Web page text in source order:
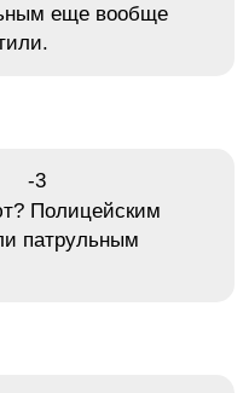
еще вообще
-3
Полицейским
патрульным